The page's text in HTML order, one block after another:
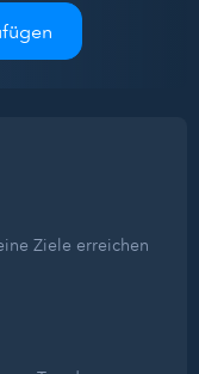
Ziele erreichen